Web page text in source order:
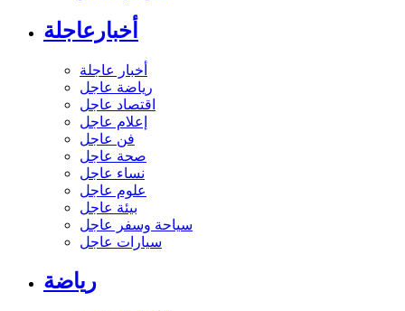
أخبارعاجلة
أخبار عاجلة
رياضة عاجل
اقتصاد عاجل
إعلام عاجل
فن عاجل
صحة عاجل
نساء عاجل
علوم عاجل
بيئة عاجل
سياحة وسفر عاجل
سيارات عاجل
رياضة